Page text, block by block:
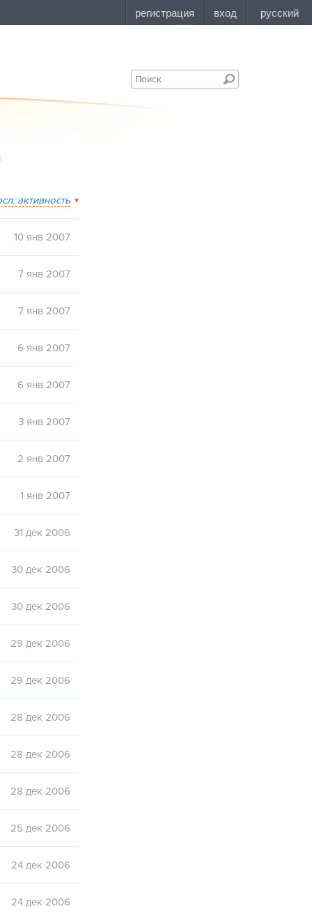
активность
10 янв 2007
7 янв 2007
7 янв 2007
6 янв 2007
6 янв 2007
3 янв 2007
2 янв 2007
1 янв 2007
31 дек 2006
30 дек 2006
30 дек 2006
29 дек 2006
29 дек 2006
28 дек 2006
28 дек 2006
28 дек 2006
25 дек 2006
24 дек 2006
24 дек 2006